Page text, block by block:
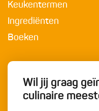
Keukentermen
Ingrediënten
Boeken
Wil jij graag
culinaire